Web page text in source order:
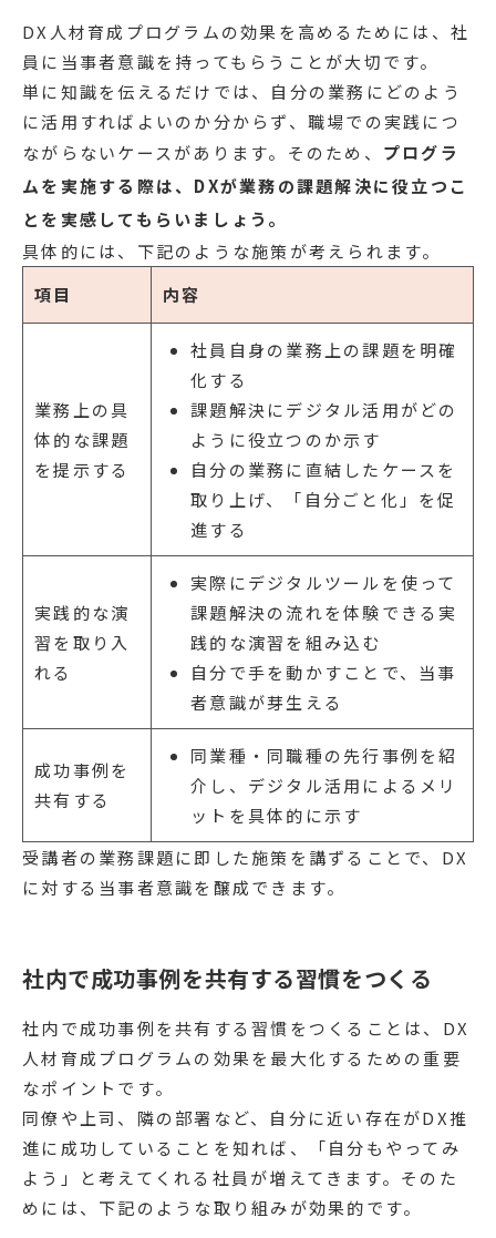
DX人材育成プログラムの効果を高めるためには、社
員に当事者意識を持ってもらうことが大切です。
単に知識を伝えるだけでは、自分の業務にどのよう
に活用すればよいのか分からず、職場での実践につ
ながらないケースがあります。そのため、 プログラ
ムを実施する際は、DXが業務の課題解決に役立つこ
とを実感してもらいましょう。
具体的には、下記のような施策が考えられます。
項目
内容
業務上の具
体的な課題
を提示する
社員自身の業務上の課題を明確
化する
課題解決にデジタル活用がどの
ように役立つのか示す
自分の業務に直結したケースを
取り上げ、「自分ごと化」を促
進する
実践的な演
習を取り入
れる
実際にデジタルツールを使って
課題解決の流れを体験できる実
践的な演習を組み込む
自分で手を動かすことで、当事
者意識が芽生える
成功事例を
共有する
同業種・同職種の先行事例を紹
介し、デジタル活用によるメリ
ットを具体的に示す
受講者の業務課題に即した施策を講ずることで、DX
に対する当事者意識を醸成できます。
社内で成功事例を共有する習慣をつくる
社内で成功事例を共有する習慣をつくることは、DX
人材育成プログラムの効果を最大化するための重要
なポイントです。
同僚や上司、隣の部署など、自分に近い存在がDX推
進に成功していることを知れば、「自分もやってみ
よう」と考えてくれる社員が増えてきます。そのた
めには、下記のような取り組みが効果的です。